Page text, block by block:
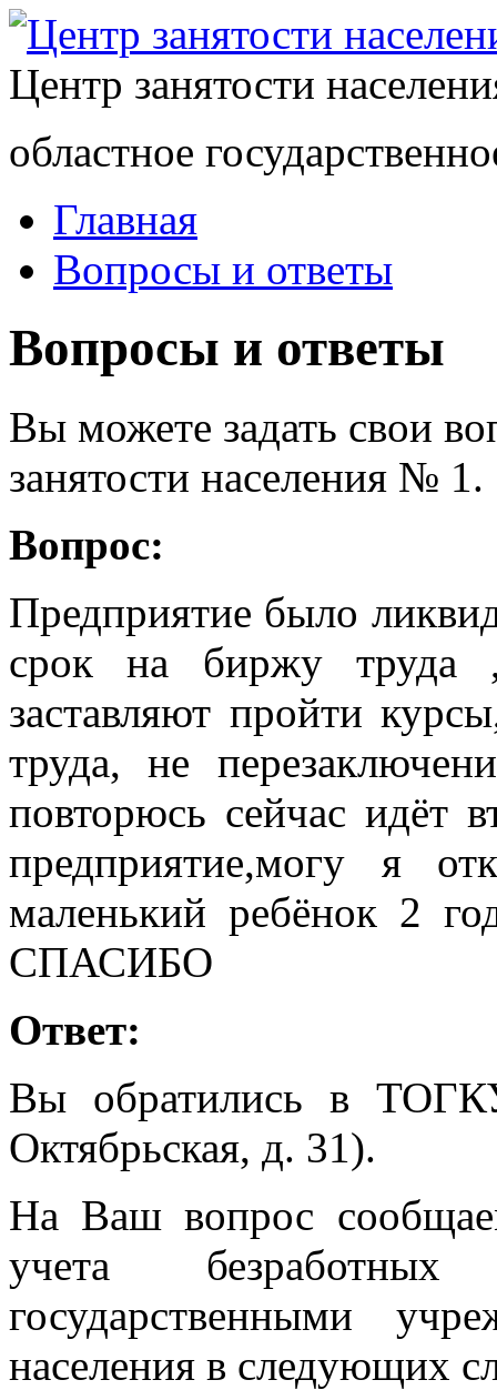
Центр занятости
областное
Главная
Вопросы и ответы
Вопросы и ответы
Вы можете задать свои
занятости населения № 1.
Вопрос:
Предприятие было
срок на биржу
заставляют пройти
труда, не
повторюсь сейчас идёт
предприятие,могу я
маленький ребёнок 2
СПАСИБО
Ответ:
Вы обратились в
Октябрьская, д. 31).
На Ваш вопрос
учета безработных
государственными
населения в следующих